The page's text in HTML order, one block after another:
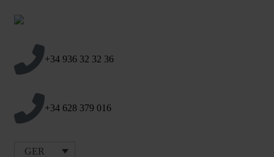
+34 936 32 32 36
+34 628 379 016
GER